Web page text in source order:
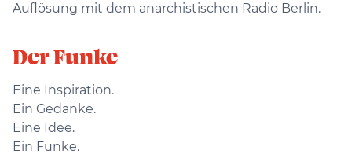
Auflösung mit dem anarchistischen Radio Berlin.
Der Funke
Eine Inspiration.
Ein Gedanke.
Eine Idee.
Ein Funke.